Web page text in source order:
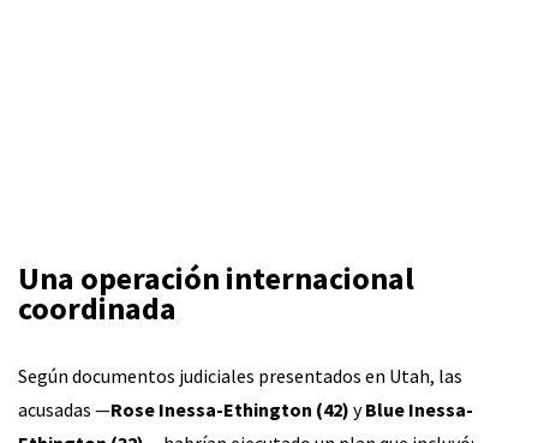
Una operación internacional
coordinada
Según documentos judiciales presentados en Utah, las
acusadas —Rose Inessa-Ethington (42) yBlue Inessa-